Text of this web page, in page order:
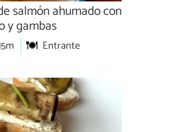
salmón ahumado con
y gambas
Entrante